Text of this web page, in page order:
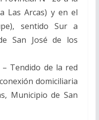
Las Arcas) y en el
sentido Sur a
San José de los
– Tendido de la red
domiciliaria
Municipio de San